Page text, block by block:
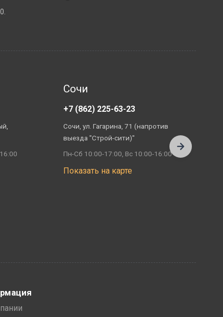
Сочи
+7 (862) 225-63-23
Сочи, ул. Гагарина, 71 (напротив
выезда "Строй-сити)"
Пн-Сб 10:00-17:00, Вс 10:00-16:00
Показать на карте